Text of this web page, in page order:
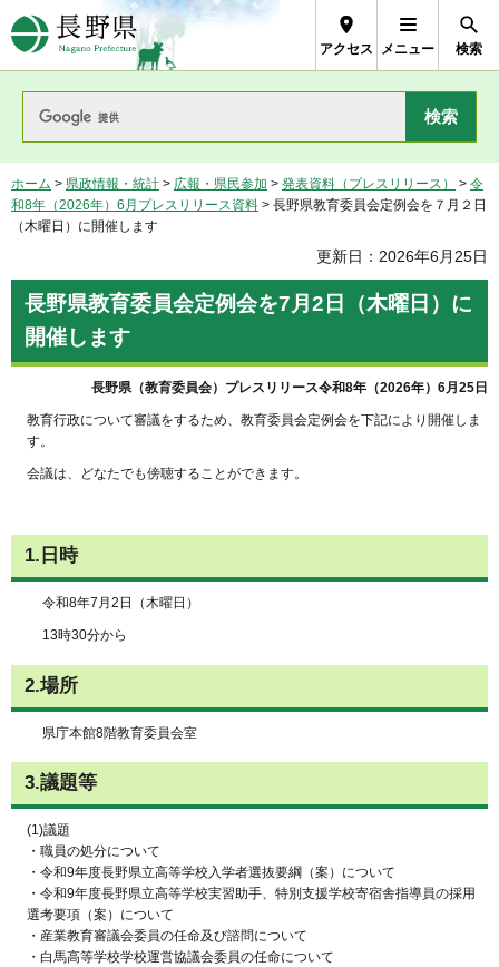
長野県Nagano Prefecture
アクセス メニュー 検索
ホーム > 県政情報・統計 > 広報・県民参加 > 発表資料（プレスリリース） > 令
和8年（2026年）6月プレスリリース資料 > 長野県教育委員会定例会を７月２日
（木曜日）に開催します
更新日：2026年6月25日
長野県教育委員会定例会を7月2日（木曜日）に
開催します
長野県（教育委員会）プレスリリース令和8年（2026年）6月25日
教育行政について審議をするため、教育委員会定例会を下記により開催しま
す。
会議は、どなたでも傍聴することができます。
1.日時
令和8年7月2日（木曜日）
13時30分から
2.場所
県庁本館8階教育委員会室
3.議題等
(1)議題
・職員の処分について
・令和9年度長野県立高等学校入学者選抜要綱（案）について
・令和9年度長野県立高等学校実習助手、特別支援学校寄宿舎指導員の採用
選考要項（案）について
・産業教育審議会委員の任命及び諮問について
・白馬高等学校学校運営協議会委員の任命について